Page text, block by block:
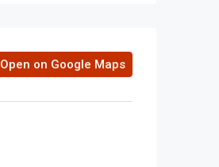
Open on Google Maps